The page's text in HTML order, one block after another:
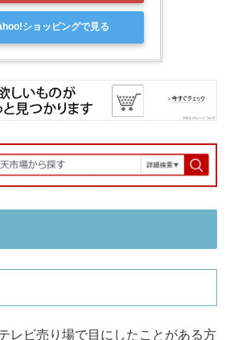
ショッピングで見る
レビ売り場で目にしたことがある方